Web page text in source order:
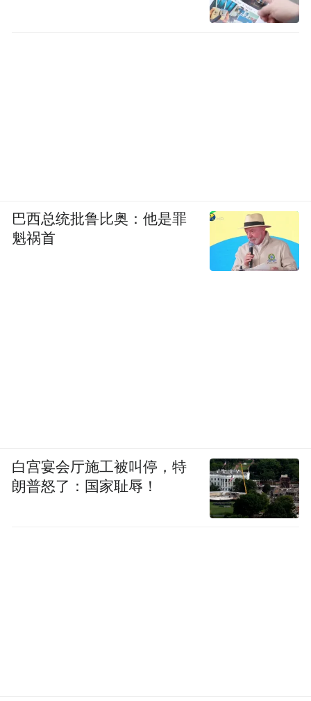
巴西总统批鲁比奥：他是罪
魁祸首
白宫宴会厅施工被叫停，特
朗普怒了：国家耻辱！